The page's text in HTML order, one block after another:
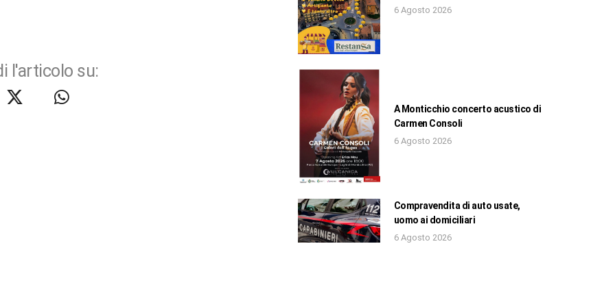
l'articolo su:
6 Agosto 2026
A Monticchio concerto acustico di
Carmen Consoli
6 Agosto 2026
Compravendita di auto usate,
uomo ai domiciliari
6 Agosto 2026